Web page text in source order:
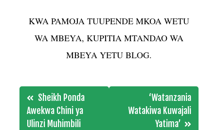
KWA PAMOJA TUUPENDE MKOA WETU
WA MBEYA, KUPITIA MTANDAO WA
MBEYA YETU BLOG.
Post
navigation
Sheikh Ponda
Awekwa Chini ya
Ulinzi Muhimbili
‘Watanzania
Watakiwa Kuwajali
Yatima’